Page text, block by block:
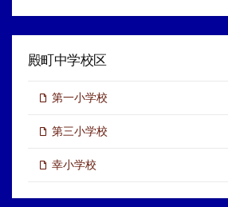
殿町中学校区
第一小学校
第三小学校
幸小学校